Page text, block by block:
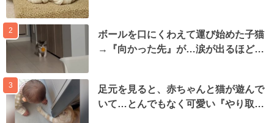
2
ボールを口にくわえて運び始めた子猫
→『向かった先』が…涙が出るほど…
3
足元を見ると、赤ちゃんと猫が遊んで
いて…とんでもなく可愛い『やり取…